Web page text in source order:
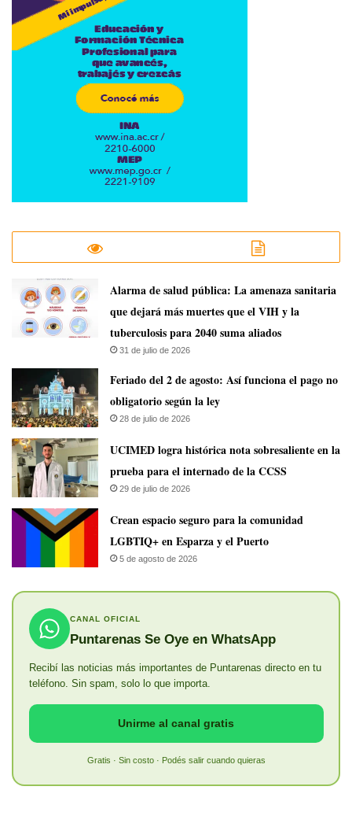
​Alarma de salud pública: La amenaza sanitaria
que dejará más muertes que el VIH y la
tuberculosis para 2040 suma aliados
31 de julio de 2026
Feriado del 2 de agosto: Así funciona el pago no
obligatorio según la ley
28 de julio de 2026
UCIMED logra histórica nota sobresaliente en la
prueba para el internado de la CCSS
29 de julio de 2026
Crean espacio seguro para la comunidad
LGBTIQ+ en Esparza y el Puerto
5 de agosto de 2026
CANAL OFICIAL
Puntarenas Se Oye en WhatsApp
Recibí las noticias más importantes de Puntarenas directo en tu
teléfono. Sin spam, solo lo que importa.
Unirme al canal gratis
Gratis · Sin costo · Podés salir cuando quieras